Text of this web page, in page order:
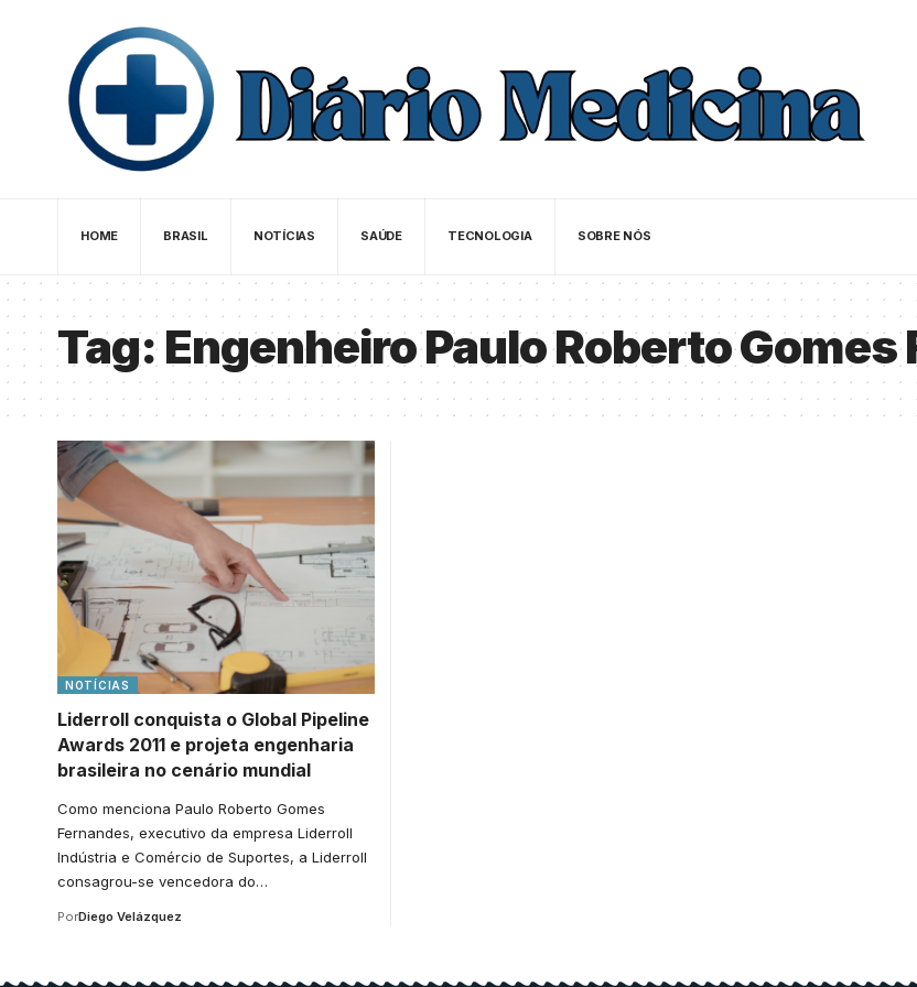
HOME BRASIL NOTÍCIAS SAÚDE TECNOLOGIA SOBRE NÓS
Tag:Engenheiro Paulo Roberto Gomes
NOTÍCIAS
Liderroll conquista o Global Pipeline
Awards 2011 e projeta engenharia
brasileira no cenário mundial
Como menciona Paulo Roberto Gomes
Fernandes, executivo da empresa Liderroll
Indústria e Comércio de Suportes, a Liderroll
consagrou-se vencedora do…
PorDiego Velázquez